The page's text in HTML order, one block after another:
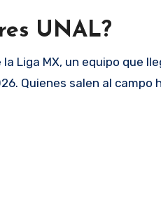
UNAL?
Liga MX, un equipo que
Quienes salen al campo